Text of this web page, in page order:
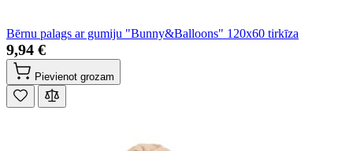
Bērnu palags ar gumiju "Bunny&Balloons" 120x60 tirkīza
9,94 €
Pievienot grozam